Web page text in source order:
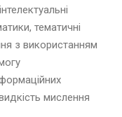
тематичні
з використанням
мислення